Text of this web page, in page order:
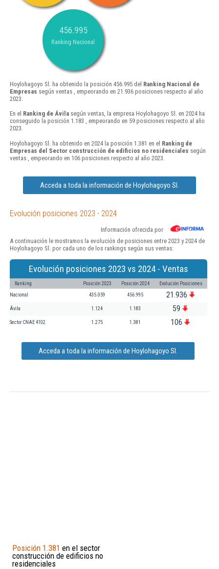
456.995
Ranking Nacional
Hoylohagoyo Sl. ha obtenido la posición 456.995 del Ranking Nacional de
Empresas según ventas , empeorando en 21.936 posiciones respecto al año
2023.
En el Ranking de Ávila según ventas, la empresa Hoylohagoyo Sl. en 2024 ha
conseguido la posición 1.183 , empeorando en 59 posiciones respecto al año
2023.
Hoylohagoyo Sl. ha obtenido en 2024 la posición 1.381 en el Ranking de
Empresas del Sector construcción de edificios no residenciales según
ventas , empeorando en 106 posiciones respecto al año 2023.
Acceda a toda la información de Hoylohagoyo Sl.
Evolución posiciones 2023 - 2024
Información ofrecida por
A continuación le mostramos la evolución de posiciones entre 2023 y 2024 de
Hoylohagoyo Sl. por cada uno de los rankings según sus ventas:
Evolución posiciones 2023 vs 2024 - Ventas
Ranking Posición 2023 Posición 2024 Evolución Posiciones
Nacional 435.059 456.995 21.936
Ávila 1.124 1.183 59
Sector CNAE 4102 1.275 1.381 106
Acceda a toda la información de Hoylohagoyo Sl.
Posición 1.381 en el sector
construcción de edificios no
residenciales